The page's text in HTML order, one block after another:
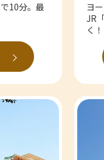
10分。最
ヨ
JR
く！